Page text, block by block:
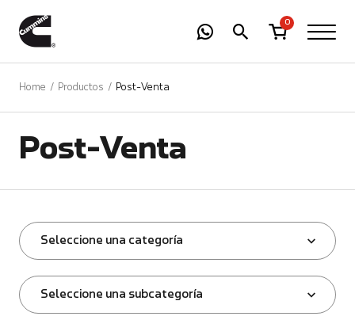
0
Home Productos Post-Venta
Post-Venta
Seleccione una categoría
Seleccione una subcategoría